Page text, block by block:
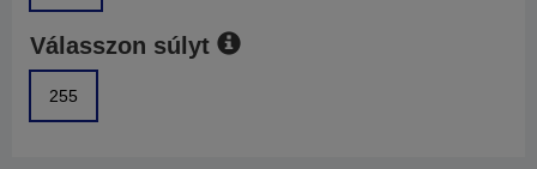
Válasszon súlyt
255